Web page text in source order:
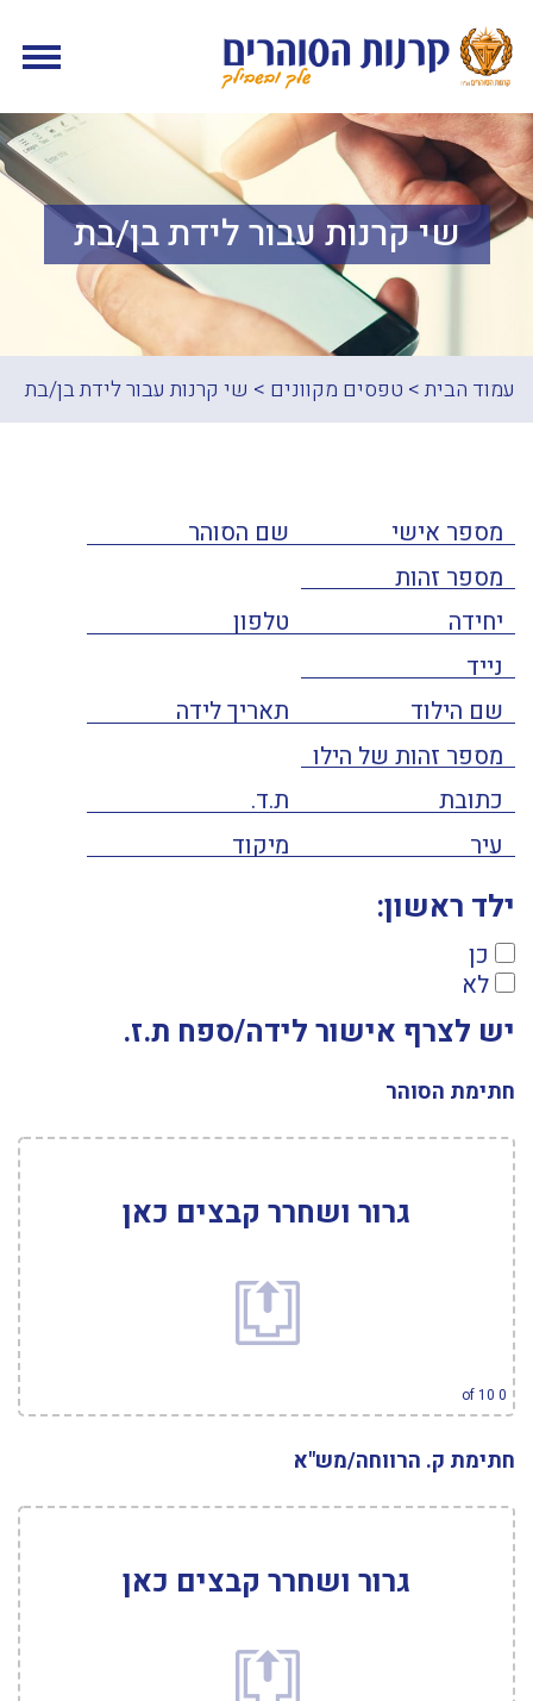
שי קרנות עבור לידת בן/בת
עמוד הבית> טפסים מקוונים > שי קרנות עבור לידת בן/בת
ילד ראשון:
כן
לא
יש לצרף אישור לידה/ספח ת.ז.
חתימת הסוהר
גרור ושחרר קבצים כאן
עיין בקבצים
0
חתימת ק. הרווחה/מש"א
גרור ושחרר קבצים כאן